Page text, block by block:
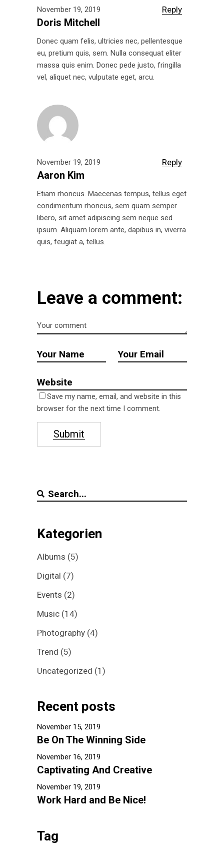
November 19, 2019 Reply
Doris Mitchell
Donec quam felis, ultricies nec, pellentesque
eu, pretium quis, sem. Nulla consequat eliter
massa quis enim. Donec pede justo, fringilla
vel, aliquet nec, vulputate eget, arcu.
November 19, 2019 Reply
Aaron Kim
Etiam rhoncus. Maecenas tempus, tellus eget
condimentum rhoncus, sem quam semper
libero, sit amet adipiscing sem neque sed
ipsum. Aliquam lorem ante, dapibus in, viverra
quis, feugiat a, tellus.
Leave a comment:
Save my name, email, and website in this
browser for the next time I comment.
Submit
Search
for:
Kategorien
Albums (5)
Digital (7)
Events (2)
Music (14)
Photography (4)
Trend (5)
Uncategorized (1)
Recent posts
November 15, 2019
Be On The Winning Side
November 16, 2019
Captivating And Creative
November 19, 2019
Work Hard and Be Nice!
Tag